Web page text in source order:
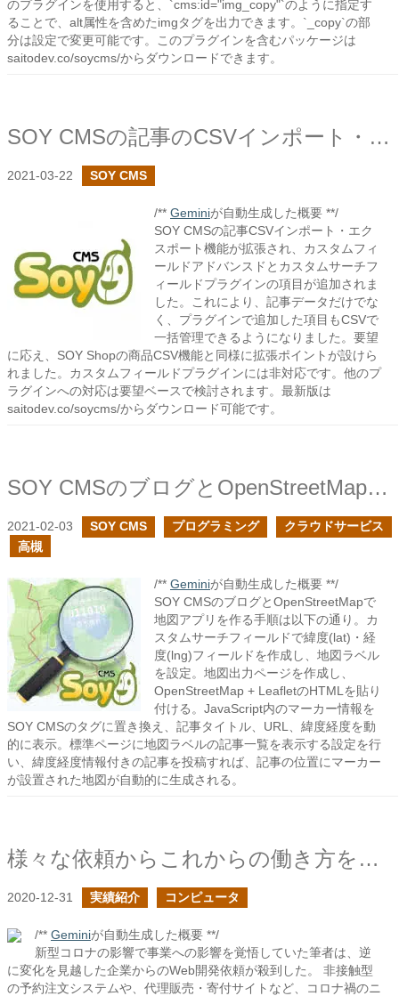
のプラグインを使用すると、`cms:id="img_copy"`のように指定す
ることで、alt属性を含めたimgタグを出力できます。`_copy`の部
分は設定で変更可能です。このプラグインを含むパッケージは
saitodev.co/soycms/からダウンロードできます。
SOY CMSの記事のCSVインポート・エクスポートでプラグインの項目を追加しました
2021-03-22 SOY CMS
/** Geminiが自動生成した概要 **/
SOY CMSの記事CSVインポート・エク
スポート機能が拡張され、カスタムフィ
ールドアドバンスドとカスタムサーチフ
ィールドプラグインの項目が追加されま
した。これにより、記事データだけでな
く、プラグインで追加した項目もCSVで
一括管理できるようになりました。要望
に応え、SOY Shopの商品CSV機能と同様に拡張ポイントが設けら
れました。カスタムフィールドプラグインには非対応です。他のプ
ラグインへの対応は要望ベースで検討されます。最新版は
saitodev.co/soycms/からダウンロード可能です。
SOY CMSのブログとOpenStreetMapで地図アプリを作ろう
2021-02-03 SOY CMS プログラミング
クラウドサービス
高槻
/** Geminiが自動生成した概要 **/
SOY CMSのブログとOpenStreetMapで
地図アプリを作る手順は以下の通り。カ
スタムサーチフィールドで緯度(lat)・経
度(lng)フィールドを作成し、地図ラベル
を設定。地図出力ページを作成し、
OpenStreetMap + LeafletのHTMLを貼り
付ける。JavaScript内のマーカー情報を
SOY CMSのタグに置き換え、記事タイトル、URL、緯度経度を動
的に表示。標準ページに地図ラベルの記事一覧を表示する設定を行
い、緯度経度情報付きの記事を投稿すれば、記事の位置にマーカー
が設置された地図が自動的に生成される。
様々な依頼からこれからの働き方を見た
2020-12-31 実績紹介 コンピュータ
/** Geminiが自動生成した概要 **/
新型コロナの影響で事業への影響を覚悟していた筆者は、逆
に変化を見越した企業からのWeb開発依頼が殺到した。 非接触型
の予約注文システムや、代理販売・寄付サイトなど、コロナ禍のニ